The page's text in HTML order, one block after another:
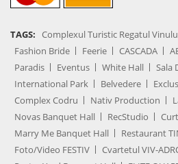
TAGS: Complexul Turistic Regatul
Fashion Bride
Feerie CASCADA
Paradis
Eventus White Hall
Sala
International Park
Belvedere
Complex Codru
Nativ Production
Novas Banquet Hall
RecStudio
Marry Me Banquet Hall
Restaurant
Foto/Video FESTIV
Cvartetul VIV-